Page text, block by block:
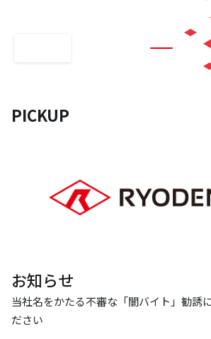
工場野菜「VEGE
PICKUP
お知らせ
当社名をかたる不審な「闇バイト」勧誘
ださい